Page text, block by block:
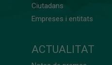
Ciutadans
Empreses i entitats
ACTUALITAT